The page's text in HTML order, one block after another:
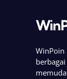
WinPoin